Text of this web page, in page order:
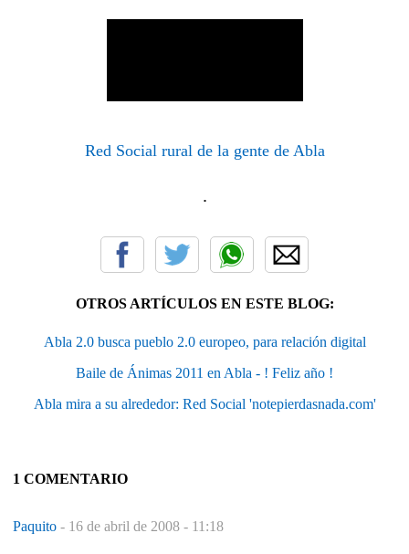
Red Social rural de la gente de Abla
.
OTROS ARTÍCULOS EN ESTE BLOG:
Abla 2.0 busca pueblo 2.0 europeo, para relación digital
Baile de Ánimas 2011 en Abla - ! Feliz año !
Abla mira a su alrededor: Red Social 'notepierdasnada.com'
1 COMENTARIO
Paquito - 16 de abril de 2008 - 11:18